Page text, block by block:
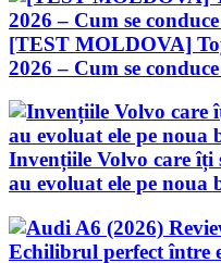
[TEST MOLDOVA]
2026 – Cum se
Invențiile Volvo care îți
au evoluat ele pe noua